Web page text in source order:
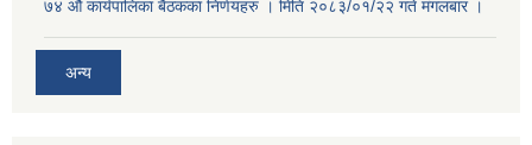
७४ औं कार्यपालिका बैठकका निर्णयहरु । मिति २०८३/०१/२२ गते मंगलबार ।
अन्य